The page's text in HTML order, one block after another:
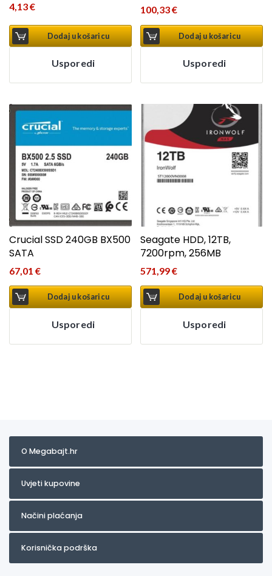
4,13€
Dodaj u košaricu
Usporedi
100,33€
Dodaj u košaricu
Usporedi
Crucial SSD 240GB BX500
SATA
67,01 €
Dodaj u košaricu
Usporedi
Seagate HDD, 12TB,
7200rpm, 256MB
571,99€
Dodaj u košaricu
Usporedi
O Megabajt.hr
Uvjeti kupovine
Načini plaćanja
Korisnička podrška